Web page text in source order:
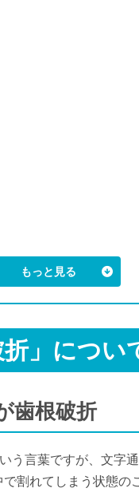
る
」につい
歯根破折
う言葉ですが、文字
割れてしまう状態の